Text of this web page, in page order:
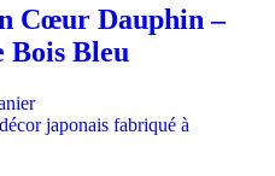
Cœur Dauphin –
Bois Bleu